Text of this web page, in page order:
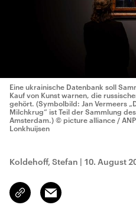
Eine ukrainische Datenbank soll
Kauf von Kunst warnen, die
gehört. (Symbolbild: Jan Vermeers
Milchkrug“ ist Teil der Sammlung
Amsterdam.) © picture alliance /
Lonkhuijsen
Koldehoff, Stefan | 10. August
Link
kopieren/teilen
Email